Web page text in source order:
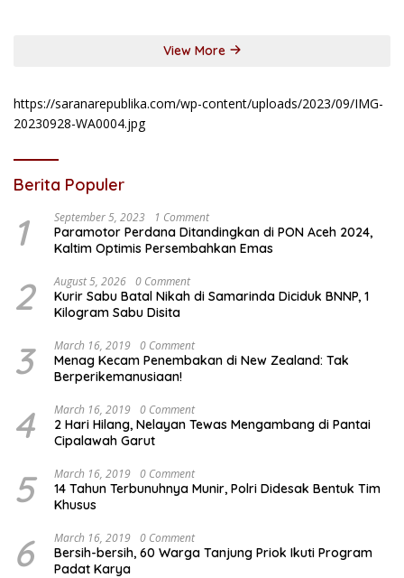
View More
https://saranarepublika.com/wp-content/uploads/2023/09/IMG-
20230928-WA0004.jpg
Berita Populer
1 September 5, 2023 1 Comment
Paramotor Perdana Ditandingkan di PON Aceh 2024,
Kaltim Optimis Persembahkan Emas
2 August 5, 2026 0 Comment
Kurir Sabu Batal Nikah di Samarinda Diciduk BNNP, 1
Kilogram Sabu Disita
3 March 16, 2019 0 Comment
Menag Kecam Penembakan di New Zealand: Tak
Berperikemanusiaan!
4 March 16, 2019 0 Comment
2 Hari Hilang, Nelayan Tewas Mengambang di Pantai
Cipalawah Garut
5 March 16, 2019 0 Comment
14 Tahun Terbunuhnya Munir, Polri Didesak Bentuk Tim
Khusus
6 March 16, 2019 0 Comment
Bersih-bersih, 60 Warga Tanjung Priok Ikuti Program
Padat Karya